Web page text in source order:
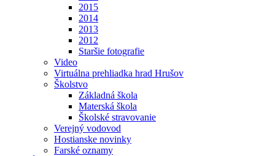
2015
2014
2013
2012
Staršie fotografie
Video
Virtuálna prehliadka hrad Hrušov
Školstvo
Základná škola
Materská škola
Školské stravovanie
Verejný vodovod
Hostianske novinky
Farské oznamy